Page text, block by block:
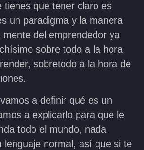
tienes que tener claro es
un paradigma y la manera
mente del emprendedor ya
sobre todo a la hora
sobretodo a la hora de
a definir qué es un
a explicarlo para que le
todo el mundo, nada
lenguaje normal, así que si te